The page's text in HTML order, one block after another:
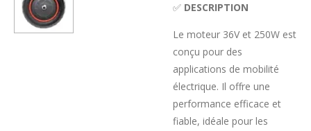
✅ DESCRIPTION
Le moteur 36V et 250W est
conçu pour des
applications de mobilité
électrique. Il offre une
performance efficace et
fiable, idéale pour les